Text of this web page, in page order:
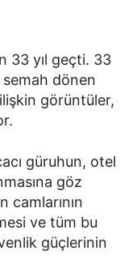
33 yıl geçti. 33
semah dönen
görüntüler,
güruhun, otel
göz
camlarının
ve tüm bu
güçlerinin